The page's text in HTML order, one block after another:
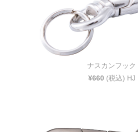
ナスカンフック
¥660 (税込) HJ